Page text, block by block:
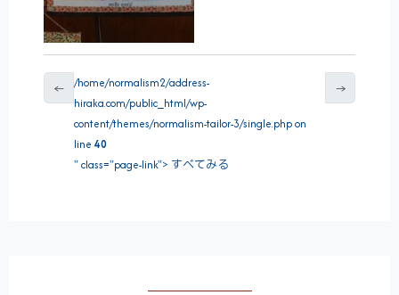
←
/home/normalism2/address-
hiraka.com/public_html/wp-
content/themes/normalism-tailor-3/single.php on
line40
" class="page-link"> すべてみる
→